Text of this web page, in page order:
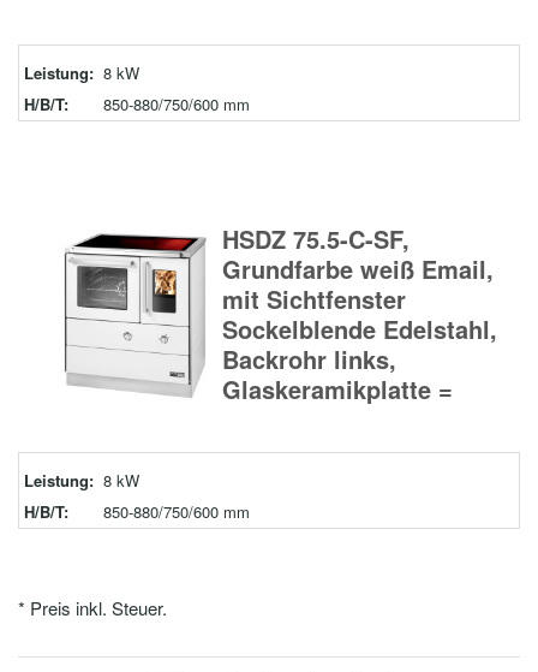
Leistung: 8 kW
H/B/T:
850-880/750/600 mm
HSDZ 75.5-C-SF,
Grundfarbe weiß Email,
mit Sichtfenster
Sockelblende Edelstahl,
Backrohr links,
Glaskeramikplatte =
Leistung: 8 kW
H/B/T:
850-880/750/600 mm
* Preis inkl. Steuer.